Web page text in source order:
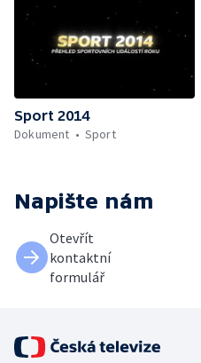
Sport 2014
Dokument
Sport
Napište nám
Otevřít
kontaktní
formulář